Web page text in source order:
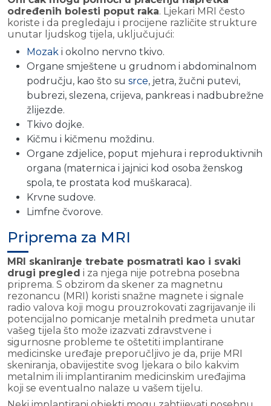
određenih bolesti poput raka. Ljekari MRI često
koriste i da pregledaju i procijene različite strukture
unutar ljudskog tijela, uključujući:
Mozak i okolno nervno tkivo.
Organe smještene u grudnom i abdominalnom
području, kao što su srce, jetra, žučni putevi,
bubrezi, slezena, crijeva, pankreas i nadbubrežne
žlijezde.
Tkivo dojke.
Kičmu i kičmenu moždinu.
Organe zdjelice, poput mjehura i reproduktivnih
organa (maternica i jajnici kod osoba ženskog
spola, te prostata kod muškaraca).
Krvne sudove.
Limfne čvorove.
Priprema za MRI
MRI skaniranje trebate posmatrati kao i svaki
drugi pregled i za njega nije potrebna posebna
priprema. S obzirom da skener za magnetnu
rezonancu (MRI) koristi snažne magnete i signale
radio valova koji mogu prouzrokovati zagrijavanje ili
potencijalno pomicanje metalnih predmeta unutar
vašeg tijela što može izazvati zdravstvene i
sigurnosne probleme te oštetiti implantirane
medicinske uređaje preporučljivo je da, prije MRI
skeniranja, obavijestite svog ljekara o bilo kakvim
metalnim ili implantiranim medicinskim uređajima
koji se eventualno nalaze u vašem tijelu.